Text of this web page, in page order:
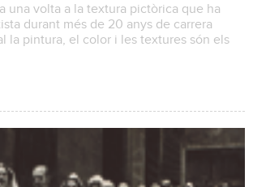
una volta a la textura pictòrica que ha
durant més de 20 anys de carrera
la pintura, el color i les textures són els